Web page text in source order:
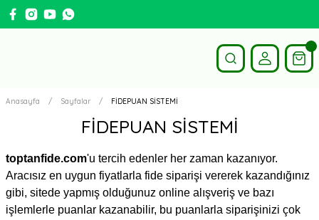
Anasayfa Sayfalar FİDEPUAN SİSTEMİ
FİDEPUAN SİSTEMİ
toptanfide.com'u tercih edenler her zaman kazanıyor.
Aracısız en uygun fiyatlarla fide siparişi vererek kazandığınız
gibi, sitede yapmış olduğunuz online alışveriş ve bazı
işlemlerle puanlar kazanabilir, bu puanlarla siparişinizi çok